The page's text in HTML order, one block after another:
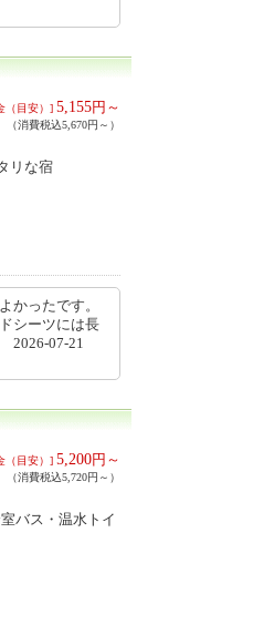
（目安）] 5,155円～
（消費税込5,670円～）
リな宿
かったです。
シーツには長
2026-07-21
（目安）] 5,200円～
（消費税込5,720円～）
バス・温水トイ